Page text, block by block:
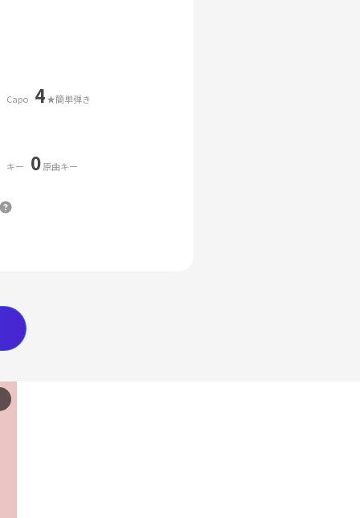
Capo 4★簡単弾き
キー 0原曲キー